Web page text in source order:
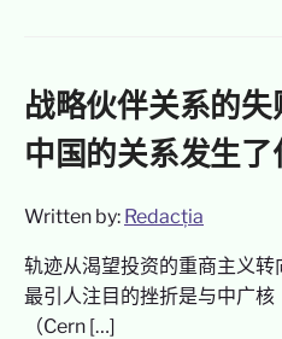
战略伙伴关系的
中国的关系发生了
Written by: Redacția
轨迹从渴望投资的重商主义转
最引人注目的挫折是与中广
（Cern […]